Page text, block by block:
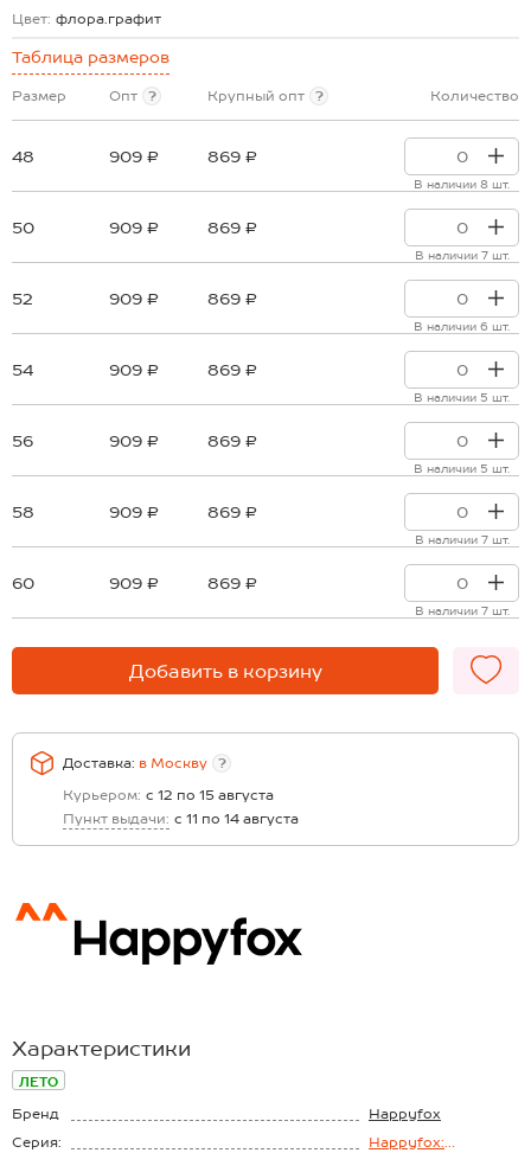
Цвет: флора.графит
Таблица размеров
Размер Опт ? Крупный опт ? Количество
48 909 ₽ 869 ₽
В наличии 8 шт.
50 909 ₽ 869 ₽
В наличии 7 шт.
52 909 ₽ 869 ₽
В наличии 6 шт.
54 909 ₽ 869 ₽
В наличии 5 шт.
56 909 ₽ 869 ₽
В наличии 5 шт.
58 909 ₽ 869 ₽
В наличии 7 шт.
60 909 ₽ 869 ₽
В наличии 7 шт.
Добавить в корзину
Доставка: в Москву
?
Курьером: с 12 по 15 августа
Пункт выдачи: с 11 по 14 августа
Характеристики
ЛЕТО
Бренд
Happyfox
Серия:
Happyfox: